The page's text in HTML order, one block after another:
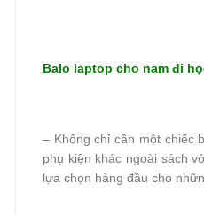
Balo laptop cho nam đi
– Không chỉ cần một chiếc
phụ kiện khác ngoài sách
lựa chọn hàng đầu cho